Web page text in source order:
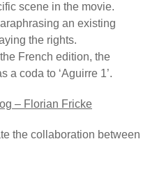
scene in the movie.
an existing
the rights.
French edition, the
a coda to ‘Aguirre 1’.
– Florian Fricke
the collaboration between